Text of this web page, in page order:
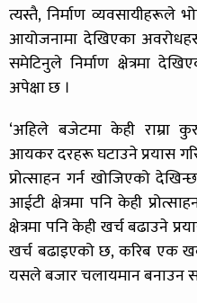
त्यस्तै, निर्माण व्यवसायीहरूले
आयोजनामा देखिएका
समेटिनुले निर्माण क्षेत्रमा
अपेक्षा छ ।
‘अहिले बजेटमा केही राम्रा
आयकर दरहरू घटाउने प्रयास
प्रोत्साहन गर्न खोजिएको
आईटी क्षेत्रमा पनि केही
क्षेत्रमा पनि केही खर्च बढाउने
खर्च बढाइएको छ, करिब एक
यसले बजार चलायमान बनाउन